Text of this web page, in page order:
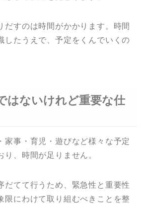
だすのは時間がかかります。 時間
したうえで、予定をくんでいくの
はないけれど重要な仕
家事・育児・遊びなど様々な予定
り、時間が足りません。
だてて行うため、緊急性と重要性
限にわけて取り組むべきことを整